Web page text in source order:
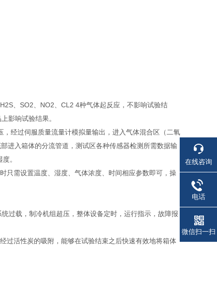
、SO2、NO2、CL2 4种气体起反应，不影响试验结
影响试验结果。
经过伺服质量流量计模拟量输出，进入气体混合区（二氧
进入箱体的分流管道，测试区各种传感器检测所需数据输
。
只需设置温度、湿度、气体浓度、时间相应参数即可，操
过载，制冷机组超压，整体设备定时，运行指示，故障报
过活性炭的吸附，能够在试验结束之后快速有效地将箱体
在线咨询
电话
微信扫一扫